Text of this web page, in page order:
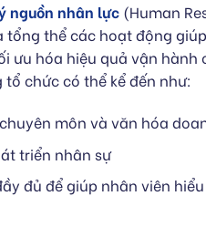
nguồn nhân lực (Human
tổng thể các hoạt động
ưu hóa hiệu quả vận hành
chức có thể kể đến như:
môn và văn hóa
triển nhân sự
đủ để giúp nhân viên